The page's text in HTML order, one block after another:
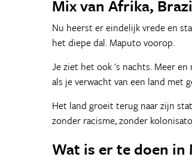
Mix van Afrika,
Nu heerst er eindelijk vrede en
het diepe dal. Maputo voorop.
Je ziet het ook 's nachts. Meer
als je verwacht van een land met
Het land groeit terug naar zijn
zonder racisme, zonder
Wat is er te doen in